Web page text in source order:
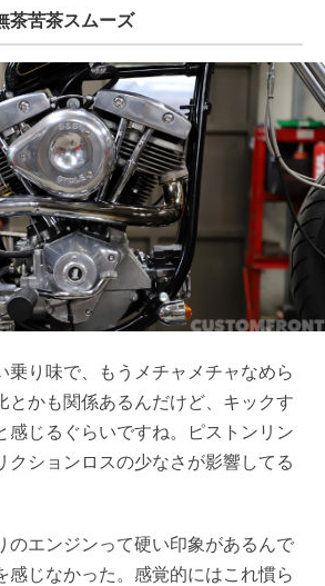
茶苦茶スムーズ
乗り味で、もうメチャメチャなめら
とかも関係あるんだけど、キックす
感じるぐらいですね。ピストンリン
クションロスの少なさが影響してる
のエンジンって硬い印象があるんで
感じなかった。感覚的にはこれ慣ら